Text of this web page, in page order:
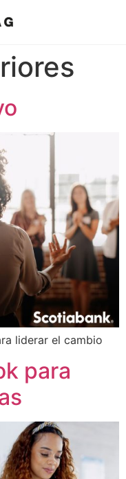
liderar el cambio
para